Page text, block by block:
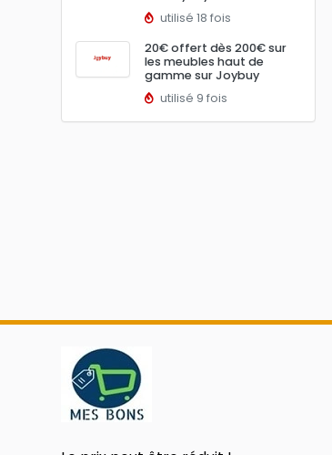
utilisé 18 fois
20€ offert dès 200€ sur
les meubles haut de
gamme sur Joybuy
utilisé 9 fois